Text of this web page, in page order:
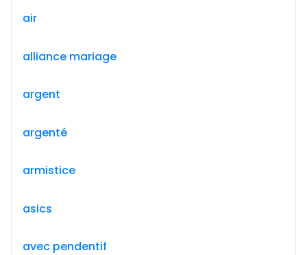
air
alliance mariage
argent
argenté
armistice
asics
avec pendentif